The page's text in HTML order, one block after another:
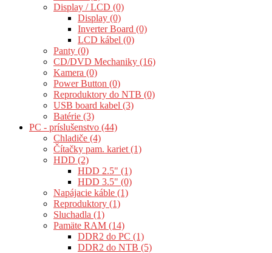
Display / LCD (0)
Display (0)
Inverter Board (0)
LCD kábel (0)
Panty (0)
CD/DVD Mechaniky (16)
Kamera (0)
Power Button (0)
Reproduktory do NTB (0)
USB board kabel (3)
Batérie (3)
PC - príslušenstvo (44)
Chladiče (4)
Čítačky pam. kariet (1)
HDD (2)
HDD 2.5" (1)
HDD 3.5" (0)
Napájacie káble (1)
Reproduktory (1)
Sluchadla (1)
Pamäte RAM (14)
DDR2 do PC (1)
DDR2 do NTB (5)